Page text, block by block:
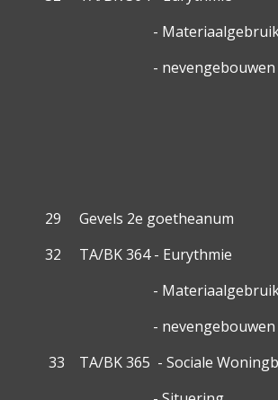
-
- nevengebouwen
29 Gevels 2e goetheanum
32 TA/BK 364 - Eurythmie
-
- nevengebouwen
33 TA/BK 365 - Sociale